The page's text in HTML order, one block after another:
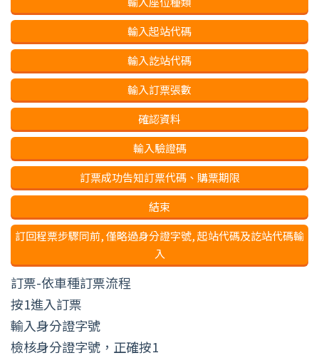
輸入起站代碼
輸入訖站代碼
輸入訂票張數
確認資料
輸入驗證碼
訂票成功告知訂票代碼、購票期限
結束
訂回程票步驟同前, 僅略過身分證字號, 起站代碼及訖站代碼輸
入
訂票-依車種訂票流程
按1進入訂票
輸入身分證字號
檢核身分證字號，正確按1